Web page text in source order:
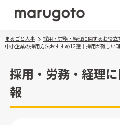
まるごと人事 採用・労務・経理に関するお役立
中小企業の採用方法おすすめ12選｜採用が難しい
採用・労務・経理
報